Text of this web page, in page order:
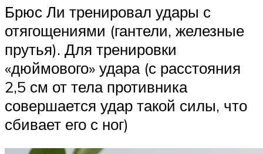
Брюс Ли тренировал удары с
отягощениями (гантели, железные
прутья). Для тренировки
«дюймового» удара (с расстояния
2,5 см от тела противника
совершается удар такой силы, что
сбивает его с ног)